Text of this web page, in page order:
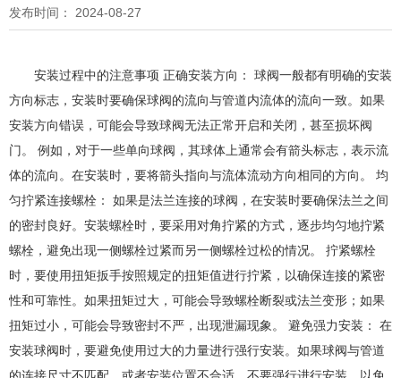
13925235098
发布时间： 2024-08-27
安装过程中的注意事项 正确安装方向： 球阀一般都有明确的安装
方向标志，安装时要确保球阀的流向与管道内流体的流向一致。如果
安装方向错误，可能会导致球阀无法正常开启和关闭，甚至损坏阀
门。 例如，对于一些单向球阀，其球体上通常会有箭头标志，表示流
体的流向。在安装时，要将箭头指向与流体流动方向相同的方向。 均
匀拧紧连接螺栓： 如果是法兰连接的球阀，在安装时要确保法兰之间
的密封良好。安装螺栓时，要采用对角拧紧的方式，逐步均匀地拧紧
螺栓，避免出现一侧螺栓过紧而另一侧螺栓过松的情况。 拧紧螺栓
时，要使用扭矩扳手按照规定的扭矩值进行拧紧，以确保连接的紧密
性和可靠性。如果扭矩过大，可能会导致螺栓断裂或法兰变形；如果
扭矩过小，可能会导致密封不严，出现泄漏现象。 避免强力安装： 在
安装球阀时，要避免使用过大的力量进行强行安装。如果球阀与管道